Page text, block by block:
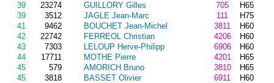
39
23274 GUILLORY Gilles 705
H65
39
3512 JAGLE Jean-Marc 111
H75
41
9462 BOUCHET Jean-Michel 3811
H60
42
22742 FERREOL Christian 4206
H60
43
7303 LELOUP Herve-Philipp 6906
H60
44
17711 MOTHE Pierre 4201
H65
45
579 AMORICH Bruno 3810
H65
45
3818 BASSET Olivier 6911
H60